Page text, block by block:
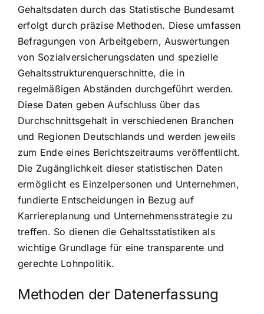
Gehaltsdaten durch das Statistische Bundesamt
erfolgt durch präzise Methoden. Diese umfassen
Befragungen von Arbeitgebern, Auswertungen
von Sozialversicherungsdaten und spezielle
Gehaltsstrukturenquerschnitte, die in
regelmäßigen Abständen durchgeführt werden.
Diese Daten geben Aufschluss über das
Durchschnittsgehalt in verschiedenen Branchen
und Regionen Deutschlands und werden jeweils
zum Ende eines Berichtszeitraums veröffentlicht.
Die Zugänglichkeit dieser statistischen Daten
ermöglicht es Einzelpersonen und Unternehmen,
fundierte Entscheidungen in Bezug auf
Karriereplanung und Unternehmensstrategie zu
treffen. So dienen die Gehaltsstatistiken als
wichtige Grundlage für eine transparente und
gerechte Lohnpolitik.
Methoden der Datenerfassung